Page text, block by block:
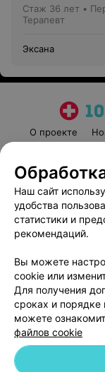
Стаж 36 лет •
Терапевт
Эксана
О проекте
© 2026 ООО «Артокс
Наш сайт
удобства
статистики и
рекомендаций.
Вы можете
cookie или
Для получения
сроках и порядке
можете
файлов cookie